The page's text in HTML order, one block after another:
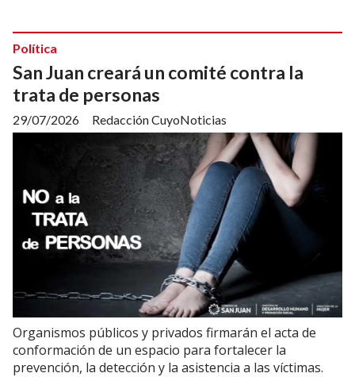
San Juan creará un comité contra la
trata de personas
Redacción CuyoNoticias
Política
29/07/2026
Organismos públicos y privados firmarán el acta de
conformación de un espacio para fortalecer la
prevención, la detección y la asistencia a las víctimas.